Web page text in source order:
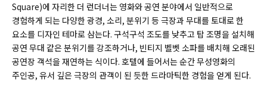
Square)에 자리한 더 런더너는 영화와 공연 분야에서 일반적으로
경험하게 되는 다양한 광경, 소리, 분위기 등 극장과 무대를 토대로 한
요소를 디자인 테마로 삼는다. 구석구석 조도를 낮추고 탑 조명을 설치해
공연 무대 같은 분위기를 강조하거나, 빈티지 벨벳 소파를 배치해 오래된
공연장 객석을 재연하는 식이다. 호텔에 들어서는 순간 무성영화의
주인공, 유서 깊은 극장의 관객이 된 듯한 드라마틱한 경험을 얻게 된다.